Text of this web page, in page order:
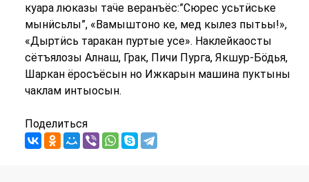
куара люказы таӵе веранъёс:”Сюрес усьтӥське
мынӥсьлы”, «Вамыштоно ке, мед кылез пытьы!»,
«Дыртӥсь таракан пуртые усе». Наклейкаосты
сётъялозы Алнаш, Грак, Пичи Пурга, Якшур-Бӧдья,
Шаркан ёросъёсын но Ижкарын машина пуктыны
чаклам интыосын.
Поделиться